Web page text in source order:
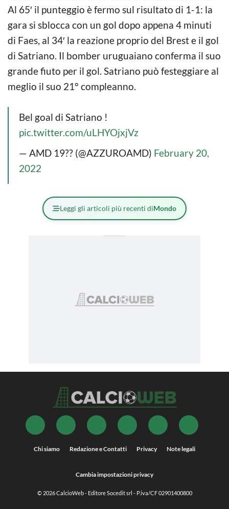
Al 65′ il punteggio è fermo sul risultato di 1-1: la
gara si sblocca con un gol dopo appena 4 minuti
di Faes, al 34′ la reazione proprio del Brest e il gol
di Satriano. Il bomber uruguaiano conferma il suo
grande fiuto per il gol. Satriano può festeggiare al
meglio il suo 21° compleanno.
Bel goal di Satriano !
pic.twitter.com/uLHYOjxjVz
— AMD 19?? (@AZZUROAMD) February 20,
2022
Leggi gli articoli più recenti diMondo
Chi siamo Redazione e Contatti Privacy Note legali
Cambia impostazioni privacy
© 2026CalcioWeb- Editore Socedit srl - P.iva/CF 02901400800